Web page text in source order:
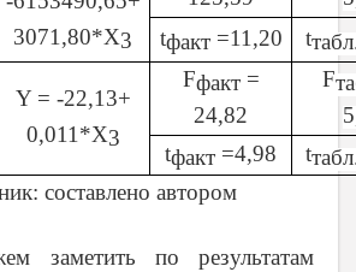
3071,80*X3
tфакт=11,20 t
Y = -22,13+
0,011*X3
Fфакт=
24,82
F
tфакт =4,98 t
составлено автором
заметить по результатам